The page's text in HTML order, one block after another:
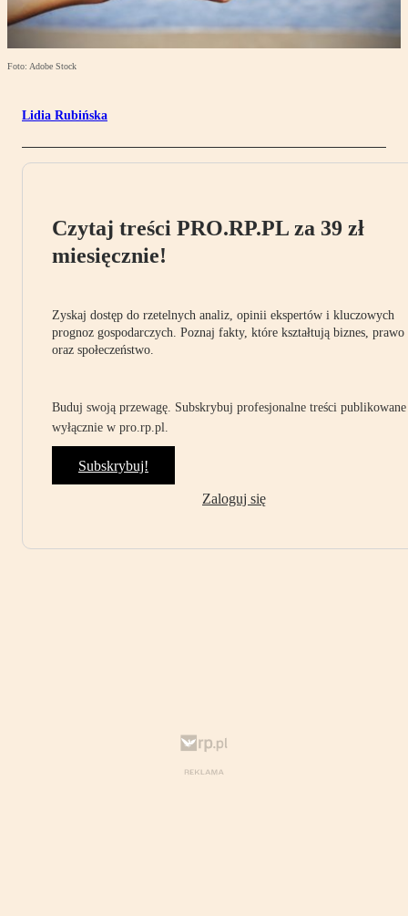
Foto: Adobe Stock
Lidia Rubińska
Czytaj treści PRO.RP.PL za 39 zł
miesięcznie!
Zyskaj dostęp do rzetelnych analiz, opinii ekspertów i kluczowych
prognoz gospodarczych. Poznaj fakty, które kształtują biznes, prawo
oraz społeczeństwo.
Buduj swoją przewagę. Subskrybuj profesjonalne treści publikowane
wyłącznie w pro.rp.pl.
Subskrybuj!
Zaloguj się